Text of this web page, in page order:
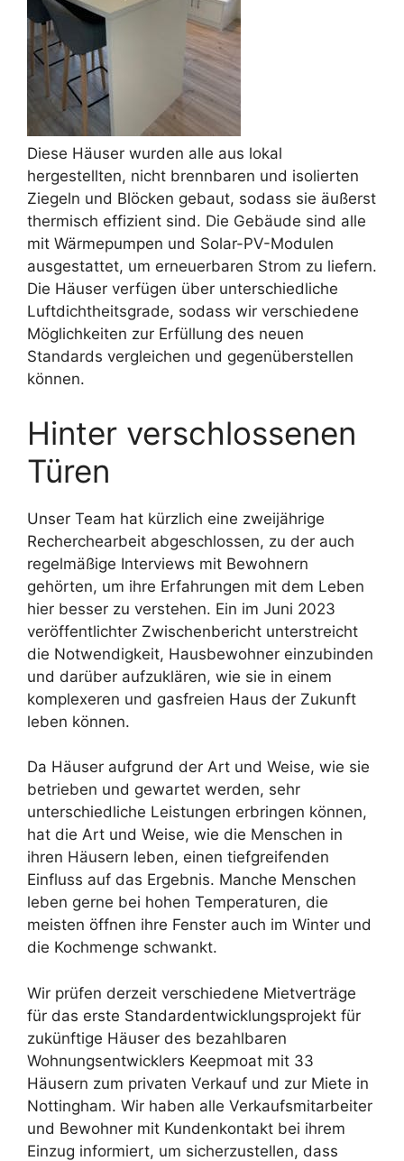
Diese Häuser wurden alle aus lokal
hergestellten, nicht brennbaren und isolierten
Ziegeln und Blöcken gebaut, sodass sie äußerst
thermisch effizient sind. Die Gebäude sind alle
mit Wärmepumpen und Solar-PV-Modulen
ausgestattet, um erneuerbaren Strom zu liefern.
Die Häuser verfügen über unterschiedliche
Luftdichtheitsgrade, sodass wir verschiedene
Möglichkeiten zur Erfüllung des neuen
Standards vergleichen und gegenüberstellen
können.
Hinter verschlossenen
Türen
Unser Team hat kürzlich eine zweijährige
Recherchearbeit abgeschlossen, zu der auch
regelmäßige Interviews mit Bewohnern
gehörten, um ihre Erfahrungen mit dem Leben
hier besser zu verstehen. Ein im Juni 2023
veröffentlichter Zwischenbericht unterstreicht
die Notwendigkeit, Hausbewohner einzubinden
und darüber aufzuklären, wie sie in einem
komplexeren und gasfreien Haus der Zukunft
leben können.
Da Häuser aufgrund der Art und Weise, wie sie
betrieben und gewartet werden, sehr
unterschiedliche Leistungen erbringen können,
hat die Art und Weise, wie die Menschen in
ihren Häusern leben, einen tiefgreifenden
Einfluss auf das Ergebnis. Manche Menschen
leben gerne bei hohen Temperaturen, die
meisten öffnen ihre Fenster auch im Winter und
die Kochmenge schwankt.
Wir prüfen derzeit verschiedene Mietverträge
für das erste Standardentwicklungsprojekt für
zukünftige Häuser des bezahlbaren
Wohnungsentwicklers Keepmoat mit 33
Häusern zum privaten Verkauf und zur Miete in
Nottingham. Wir haben alle Verkaufsmitarbeiter
und Bewohner mit Kundenkontakt bei ihrem
Einzug informiert, um sicherzustellen, dass